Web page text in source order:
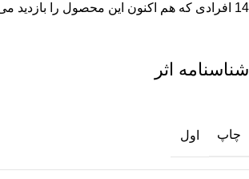
14 افرادی که هم اکنون این محصول را بازدید
شناسنامه اثر
چاپ اول